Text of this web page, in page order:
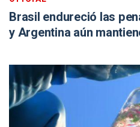
Brasil endureció las
y Argentina aún